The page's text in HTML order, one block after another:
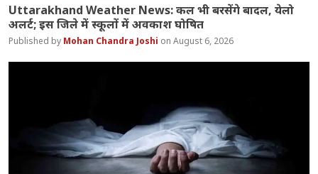
Uttarakhand Weather News: कल भी बरसेंगे बादल, येलो
अलर्ट; इस जिले में स्कूलों में अवकाश घोषित
Mohan Chandra Joshi August 6, 2026